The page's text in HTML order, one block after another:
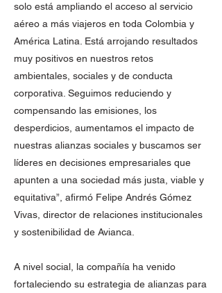
solo está ampliando el acceso al servicio
aéreo a más viajeros en toda Colombia y
América Latina. Está arrojando resultados
muy positivos en nuestros retos
ambientales, sociales y de conducta
corporativa. Seguimos reduciendo y
compensando las emisiones, los
desperdicios, aumentamos el impacto de
nuestras alianzas sociales y buscamos ser
líderes en decisiones empresariales que
apunten a una sociedad más justa, viable y
equitativa”, afirmó Felipe Andrés Gómez
Vivas, director de relaciones institucionales
y sostenibilidad de Avianca.
A nivel social, la compañía ha venido
fortaleciendo su estrategia de alianzas para